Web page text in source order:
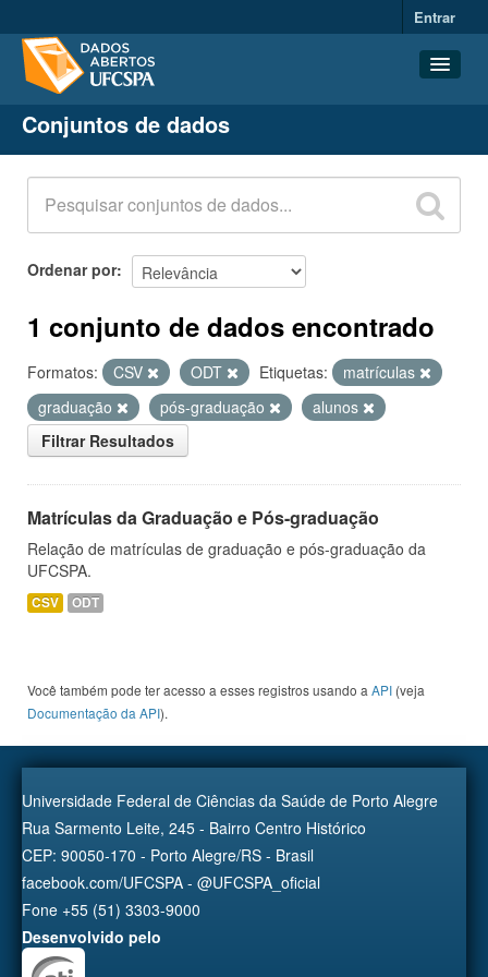
Entrar
Conjuntos de dados
Organizações
Grupos
Sobre
Conjuntos de dados
Ordenar por
1 conjunto de dados encontrado
Formatos: CSV ODT Etiquetas:
matrículas
graduação
pós-graduação
alunos
Filtrar Resultados
Matrículas da Graduação e Pós-graduação
Relação de matrículas de graduação e pós-graduação da
UFCSPA.
CSV ODT
Você também pode ter acesso a esses registros usando a API (veja
Documentação da API).
Universidade Federal de Ciências da Saúde de Porto Alegre
Rua Sarmento Leite, 245 - Bairro Centro Histórico
CEP: 90050-170 - Porto Alegre/RS - Brasil
facebook.com/UFCSPA - @UFCSPA_oficial
Fone +55 (51) 3303-9000
Desenvolvido pelo